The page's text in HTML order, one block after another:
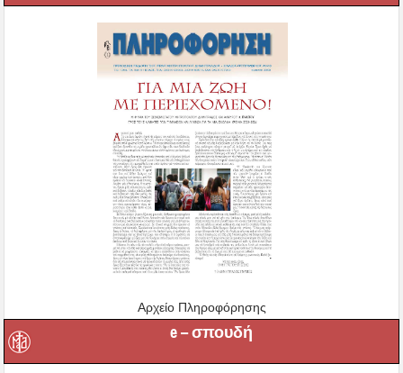
Αρχείο Πληροφόρησης
e – σπουδή